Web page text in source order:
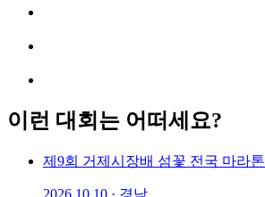
이런 대회는 어떠세요?
제9회 거제시장배 섬꽃 전국 마라톤
2026.10.10 · 경남